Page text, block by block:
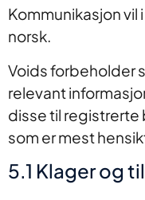
Kommunikasjon
norsk.
Voids forbeholder
relevant
disse til registrerte
som er mest
5.1 Klager og